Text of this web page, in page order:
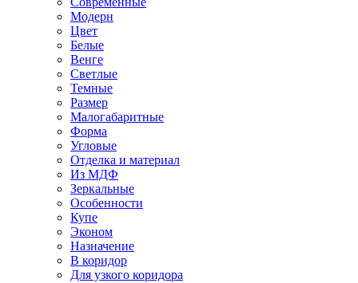
Модерн
Цвет
Белые
Венге
Светлые
Темные
Размер
Малогабаритные
Форма
Угловые
Отделка и материал
Из МДФ
Зеркальные
Особенности
Купе
Эконом
Назначение
В коридор
Для узкого коридора